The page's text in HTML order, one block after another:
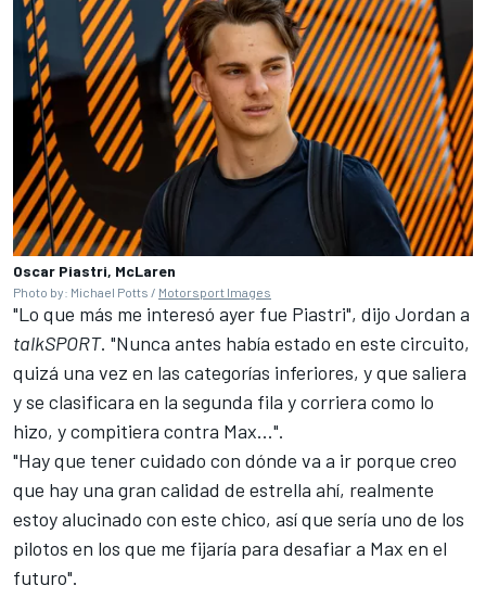
Oscar Piastri, McLaren
Photo by: Michael Potts / Motorsport Images
"Lo que más me interesó ayer fue Piastri", dijo Jordan a
talkSPORT. "Nunca antes había estado en este circuito,
quizá una vez en las categorías inferiores, y que saliera
y se clasificara en la segunda fila y corriera como lo
hizo, y compitiera contra Max...".
"Hay que tener cuidado con dónde va a ir porque creo
que hay una gran calidad de estrella ahí, realmente
estoy alucinado con este chico, así que sería uno de los
pilotos en los que me fijaría para desafiar a Max en el
futuro".